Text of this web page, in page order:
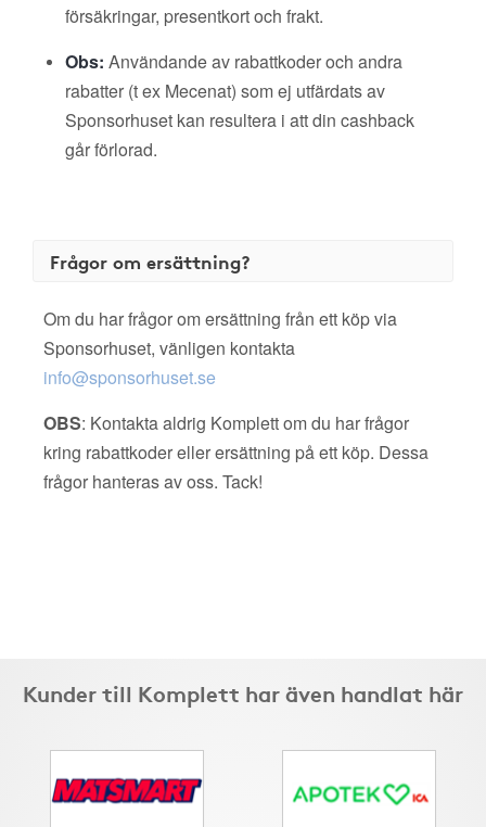
försäkringar, presentkort och frakt.
Obs: Användande av rabattkoder och andra
rabatter (t ex Mecenat) som ej utfärdats av
Sponsorhuset kan resultera i att din cashback
går förlorad.
Frågor om ersättning?
Om du har frågor om ersättning från ett köp via
Sponsorhuset, vänligen kontakta
info@sponsorhuset.se
OBS: Kontakta aldrig Komplett om du har frågor
kring rabattkoder eller ersättning på ett köp. Dessa
frågor hanteras av oss. Tack!
Kunder till Komplett har även handlat här